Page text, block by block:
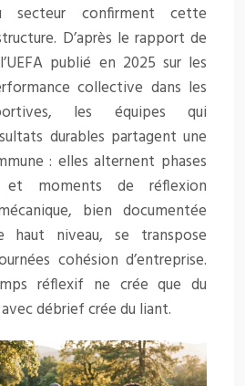
secteur confirment cette
D’après le rapport de
publié en 2025 sur les
collective dans les
les équipes qui
durables partagent une
: elles alternent phases
et moments de réflexion
bien documentée
niveau, se transpose
cohésion d’entreprise.
réflexif ne crée que du
débrief crée du liant.